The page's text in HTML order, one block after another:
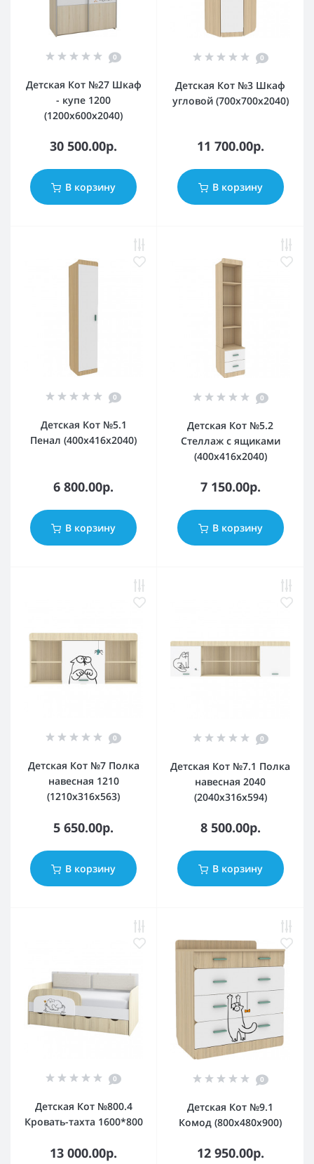
0
Детская Кот №27 Шкаф
- купе 1200
(1200x600x2040)
30 500.00р.
В корзину
0
Детская Кот №3 Шкаф
угловой (700х700х2040)
11 700.00р.
В корзину
0
Детская Кот №5.1
Пенал (400х416х2040)
6 800.00р.
В корзину
0
Детская Кот №5.2
Стеллаж с ящиками
(400х416х2040)
7 150.00р.
В корзину
0
Детская Кот №7 Полка
навесная 1210
(1210х316х563)
5 650.00р.
В корзину
0
Детская Кот №7.1 Полка
навесная 2040
(2040х316х594)
8 500.00р.
В корзину
0
Детская Кот №800.4
Кровать-тахта 1600*800
13 000.00р.
0
Детская Кот №9.1
Комод (800х480х900)
12 950.00р.